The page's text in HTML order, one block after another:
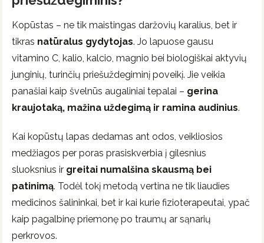
Kopūstas – ne tik maistingas daržovių karalius, bet ir
tikras natūralus gydytojas. Jo lapuose gausu
vitamino C, kalio, kalcio, magnio bei biologiškai aktyvių
junginių, turinčių priešuždegiminį poveikį. Jie veikia
panašiai kaip švelnūs augaliniai tepalai – gerina
kraujotaką, mažina uždegimą ir ramina audinius.
Kai kopūstų lapas dedamas ant odos, veikliosios
medžiagos per poras prasiskverbia į gilesnius
sluoksnius ir greitai numalšina skausmą bei
patinimą. Todėl tokį metodą vertina ne tik liaudies
medicinos šalininkai, bet ir kai kurie fizioterapeutai, ypač
kaip pagalbinę priemonę po traumų ar sąnarių
perkrovos.